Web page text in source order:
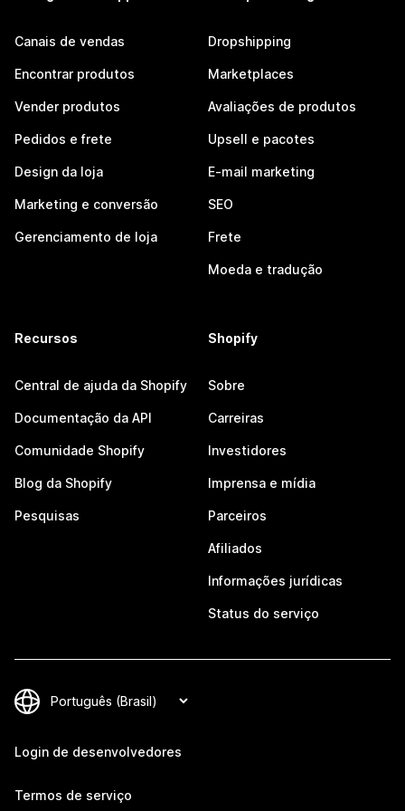
Canais de vendas
Encontrar produtos
Vender produtos
Pedidos e frete
Design da loja
Marketing e conversão
Gerenciamento de loja
Dropshipping
Marketplaces
Avaliações de produtos
Upsell e pacotes
E-mail marketing
SEO
Frete
Moeda e tradução
Recursos
Central de ajuda da Shopify
Documentação da API
Comunidade Shopify
Blog da Shopify
Pesquisas
Shopify
Sobre
Carreiras
Investidores
Imprensa e mídia
Parceiros
Afiliados
Informações jurídicas
Status do serviço
Login de desenvolvedores
Termos de serviço